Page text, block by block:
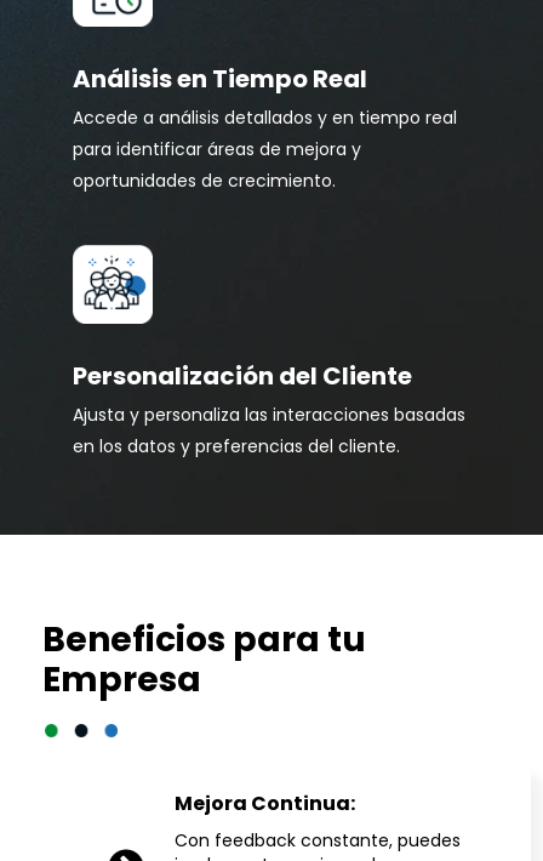
Análisis en Tiempo Real
Accede a análisis detallados y en tiempo real
para identificar áreas de mejora y
oportunidades de crecimiento.
Personalización del Cliente
Ajusta y personaliza las interacciones basadas
en los datos y preferencias del cliente.
Beneficios para tu
Empresa
Mejora Continua:
Con feedback constante, puedes